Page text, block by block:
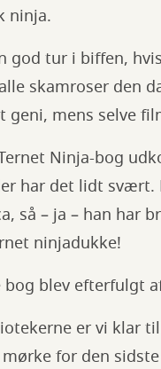
ninja.
god tur i biffen,
skamroser den
geni, mens selve
Ninja-bog
har det lidt
så – ja – han har
ninjadukke!
blev efterfulgt af
er vi klar
for den